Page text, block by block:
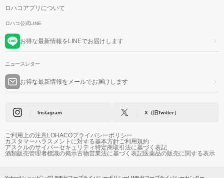
ロハコアプリについて
ロハコ公式LINE
お得な最新情報をLINEでお届けします
ニュースレター
お得な最新情報をメールでお届けします
Instagram X（旧Twitter）
ご利用上の注意LOHACOプライバシーポリシー
カスタマーハラスメントに対する基本方針ご利用規約
アスクルのサイバーセキュリティ特定商取引法に基づく表記
酒類販売管理者標識の掲示古物営業法に基づく表記医薬品の販売に関する表示